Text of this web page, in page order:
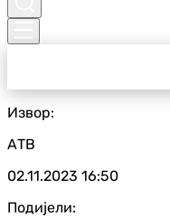
Извор:
АТВ
02.11.2023 16:50
Подијели: